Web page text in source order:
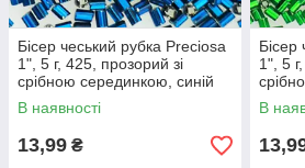
Бісер чеський рубка Preciosa
1", 5 г, 425, прозорий зі
срібною серединкою, синій
В наявності
13,99 ₴
Бісер
1", 5
В